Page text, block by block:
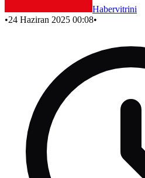
Habervitrini
•24 Haziran 2025 00:08•